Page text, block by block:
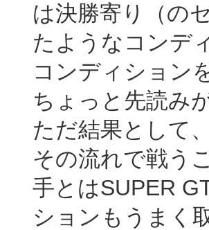
は決勝寄り（の
たようなコンデ
コンディション
ちょっと先読み
ただ結果として
その流れで戦う
手とはSUPER
ションもうまく